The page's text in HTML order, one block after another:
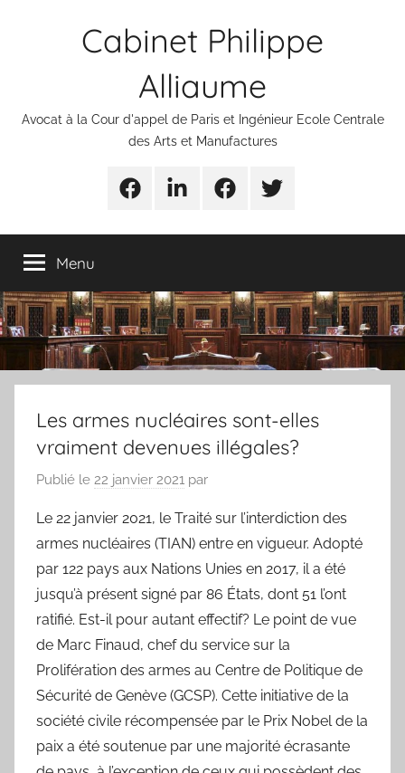
Cabinet Philippe
Alliaume
Avocat à la Cour d'appel de Paris et Ingénieur Ecole Centrale
des Arts et Manufactures
UrgencesLinkedinFacebookTwitter
Menu
Les armes nucléaires sont-elles
vraiment devenues illégales?
Publié le 22 janvier 2021 par
Le 22 janvier 2021, le Traité sur l’interdiction des
armes nucléaires (TIAN) entre en vigueur. Adopté
par 122 pays aux Nations Unies en 2017, il a été
jusqu’à présent signé par 86 États, dont 51 l’ont
ratifié. Est-il pour autant effectif? Le point de vue
de Marc Finaud, chef du service sur la
Prolifération des armes au Centre de Politique de
Sécurité de Genève (GCSP). Cette initiative de la
société civile récompensée par le Prix Nobel de la
paix a été soutenue par une majorité écrasante